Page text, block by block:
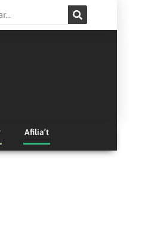
Afilia’t